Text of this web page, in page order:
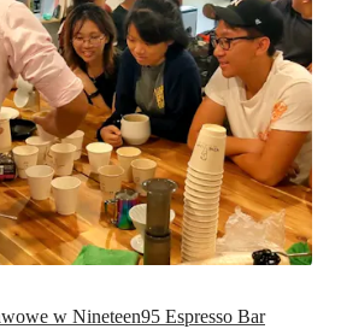
w Nineteen95 Espresso Bar